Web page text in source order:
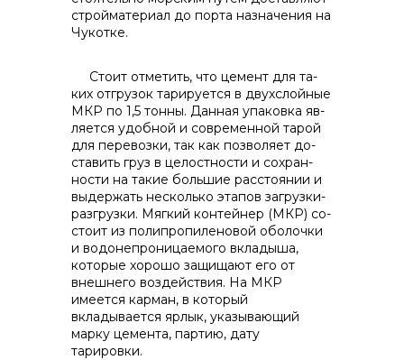
info@vostokcement.ru
стройматериал до порта назначе­ния на
Чукотке.
Стоит отметить, что цемент для та­
ких отгрузок тарируется в двухслойные
МКР по 1,5 тонны. Данная упаковка яв­
ляется удобной и современной тарой
для перевозки, так как позволяет до­
ставить груз в целостности и сохран­
ности на такие большие расстоянии и
выдержать несколько этапов загрузки-
разгрузки. Мягкий контейнер (МКР) со­
стоит из полипропиленовой оболочки
и водонепроницаемого вкладыша,
кото­рые хорошо защищают его от
внешне­го воздействия. На МКР
имеется кар­ман, в который
вкладывается ярлык, указывающий
марку цемента, партию, дату
тарировки.